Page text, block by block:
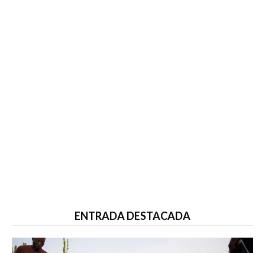
ENTRADA DESTACADA